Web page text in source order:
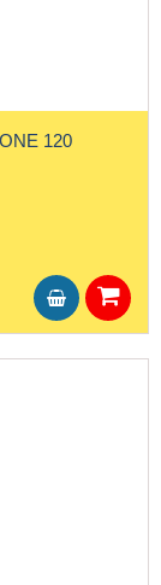
120